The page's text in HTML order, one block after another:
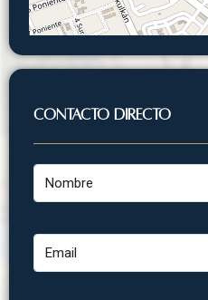
Contacto Directo